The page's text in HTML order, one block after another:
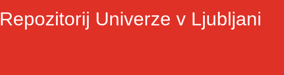
Repozitorij Univerze v Ljubljani